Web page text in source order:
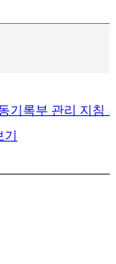
기록부 관리 지침